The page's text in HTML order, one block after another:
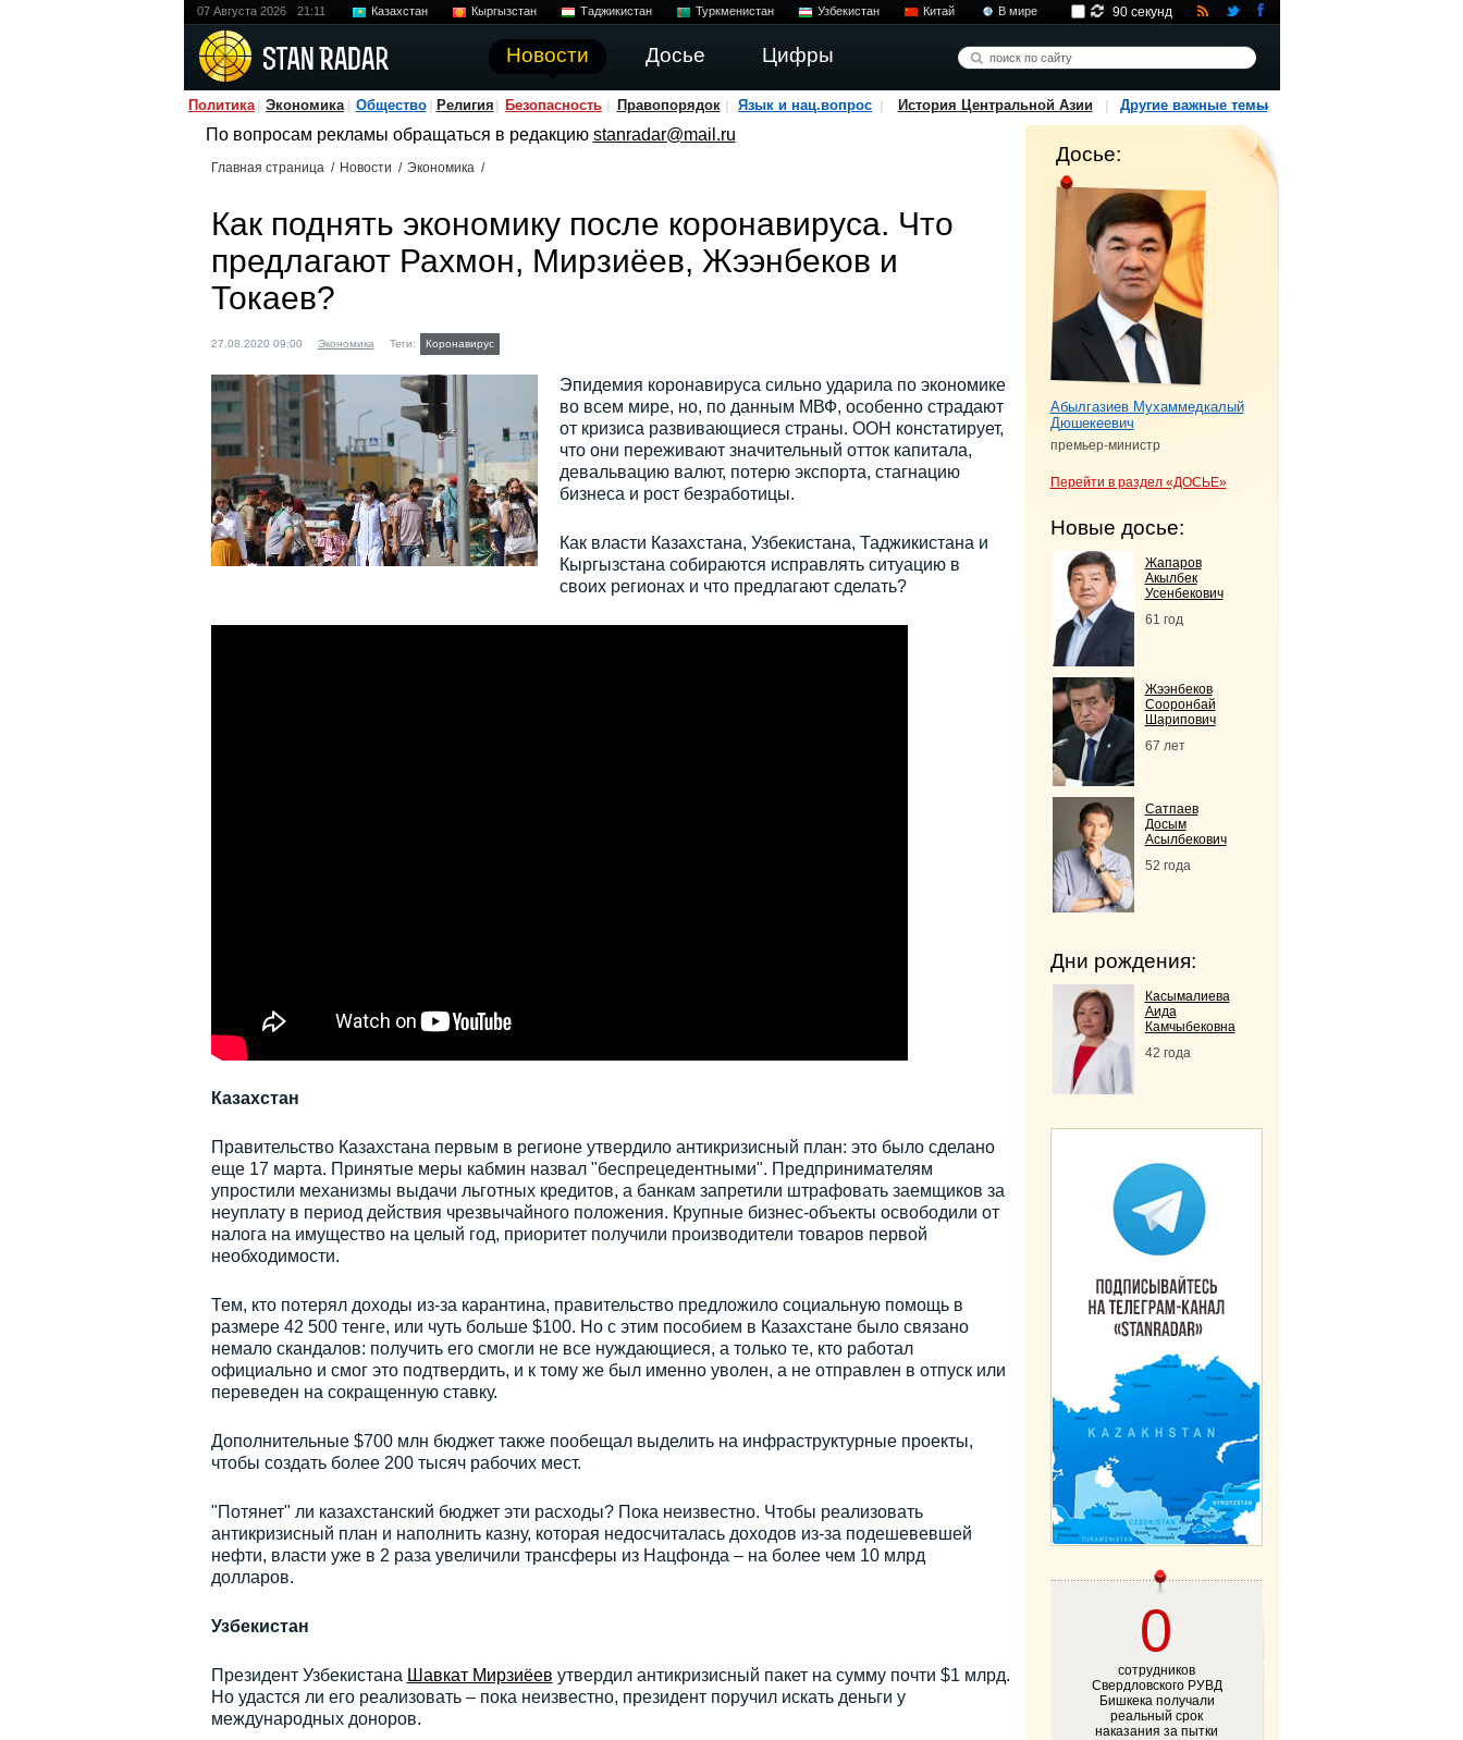
07 Августа 2026 21:11 Казахстан Кыргызстан Таджикистан Туркменистан Узбекистан Китай В мире
Новости Досье Цифры
90 секунд
Политика Экономика Общество Религия Безопасность Правопорядок Язык и нац.вопрос История Центральной Азии Другие важные темы
По вопросам рекламы обращаться в редакцию stanradar@mail.ru
Главная страница / Новости / Экономика /
Как поднять экономику после коронавируса. Что
предлагают Рахмон, Мирзиёев, Жээнбеков и
Токаев?
27.08.2020 09:00 Экономика Теги: Коронавирус
Эпидемия коронавируса сильно ударила по экономике
во всем мире, но, по данным МВФ, особенно страдают
от кризиса развивающиеся страны. ООН констатирует,
что они переживают значительный отток капитала,
девальвацию валют, потерю экспорта, стагнацию
бизнеса и рост безработицы.
Как власти Казахстана, Узбекистана, Таджикистана и
Кыргызстана собираются исправлять ситуацию в
своих регионах и что предлагают сделать?
Казахстан
Правительство Казахстана первым в регионе утвердило антикризисный план: это было сделано
еще 17 марта. Принятые меры кабмин назвал "беспрецедентными". Предпринимателям
упростили механизмы выдачи льготных кредитов, а банкам запретили штрафовать заемщиков за
неуплату в период действия чрезвычайного положения. Крупные бизнес-объекты освободили от
налога на имущество на целый год, приоритет получили производители товаров первой
необходимости.
Тем, кто потерял доходы из-за карантина, правительство предложило социальную помощь в
размере 42 500 тенге, или чуть больше $100. Но с этим пособием в Казахстане было связано
немало скандалов: получить его смогли не все нуждающиеся, а только те, кто работал
официально и смог это подтвердить, и к тому же был именно уволен, а не отправлен в отпуск или
переведен на сокращенную ставку.
Дополнительные $700 млн бюджет также пообещал выделить на инфраструктурные проекты,
чтобы создать более 200 тысяч рабочих мест.
"Потянет" ли казахстанский бюджет эти расходы? Пока неизвестно. Чтобы реализовать
антикризисный план и наполнить казну, которая недосчиталась доходов из-за подешевевшей
нефти, власти уже в 2 раза увеличили трансферы из Нацфонда – на более чем 10 млрд
долларов.
Узбекистан
Президент Узбекистана Шавкат Мирзиёев утвердил антикризисный пакет на сумму почти $1 млрд.
Но удастся ли его реализовать – пока неизвестно, президент поручил искать деньги у
международных доноров.
Досье:
Абылгазиев Мухаммедкалый
Дюшекеевич
премьер-министр
Перейти в раздел «ДОСЬЕ»
Новые досье:
Жапаров
Акылбек
Усенбекович
61 год
Жээнбеков
Сооронбай
Шарипович
67 лет
Сатпаев
Досым
Асылбекович
52 года
Дни рождения:
Касымалиева
Аида
Камчыбековна
42 года
0
сотрудников
Свердловского РУВД
Бишкека получали
реальный срок
наказания за пытки